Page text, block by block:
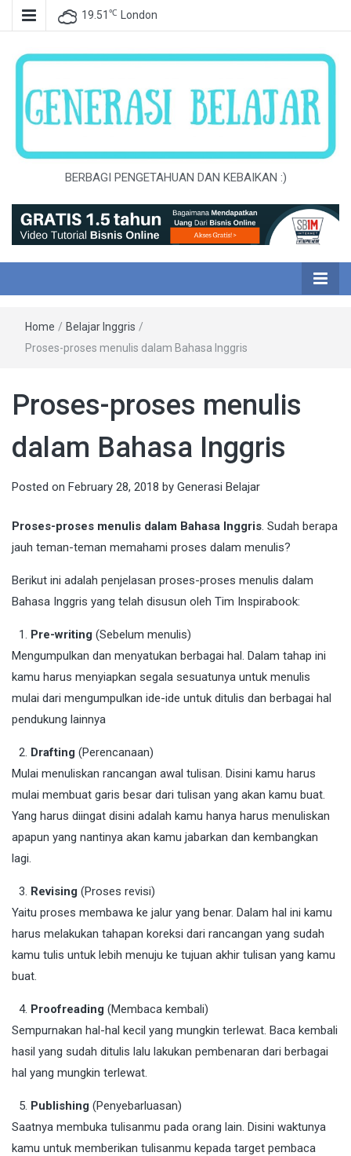
19.51 ℃ London
BERBAGI PENGETAHUAN DAN KEBAIKAN :)
Home / Belajar Inggris /
Proses-proses menulis dalam Bahasa Inggris
Proses-proses menulis
dalam Bahasa Inggris
Posted on February 28, 2018 by Generasi Belajar
Proses-proses menulis dalam Bahasa Inggris. Sudah berapa
jauh teman-teman memahami proses dalam menulis?
Berikut ini adalah penjelasan proses-proses menulis dalam
Bahasa Inggris yang telah disusun oleh Tim Inspirabook:
Pre-writing (Sebelum menulis)
Mengumpulkan dan menyatukan berbagai hal. Dalam tahap ini
kamu harus menyiapkan segala sesuatunya untuk menulis
mulai dari mengumpulkan ide-ide untuk ditulis dan berbagai hal
pendukung lainnya
Drafting (Perencanaan)
Mulai menuliskan rancangan awal tulisan. Disini kamu harus
mulai membuat garis besar dari tulisan yang akan kamu buat.
Yang harus diingat disini adalah kamu hanya harus menuliskan
apapun yang nantinya akan kamu jabarkan dan kembangkan
lagi.
Revising (Proses revisi)
Yaitu proses membawa ke jalur yang benar. Dalam hal ini kamu
harus melakukan tahapan koreksi dari rancangan yang sudah
kamu tulis untuk lebih menuju ke tujuan akhir tulisan yang kamu
buat.
Proofreading (Membaca kembali)
Sempurnakan hal-hal kecil yang mungkin terlewat. Baca kembali
hasil yang sudah ditulis lalu lakukan pembenaran dari berbagai
hal yang mungkin terlewat.
Publishing (Penyebarluasan)
Saatnya membuka tulisanmu pada orang lain. Disini waktunya
kamu untuk memberikan tulisanmu kepada target pembaca